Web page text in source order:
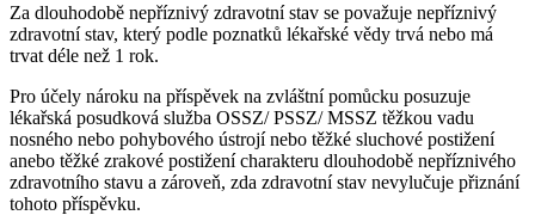
Za dlouhodobě nepříznivý zdravotní stav se považuje nepříznivý
zdravotní stav, který podle poznatků lékařské vědy trvá nebo má
trvat déle než 1 rok.
Pro účely nároku na příspěvek na zvláštní pomůcku posuzuje
lékařská posudková služba OSSZ/ PSSZ/ MSSZ těžkou vadu
nosného nebo pohybového ústrojí nebo těžké sluchové postižení
anebo těžké zrakové postižení charakteru dlouhodobě nepříznivého
zdravotního stavu a zároveň, zda zdravotní stav nevylučuje přiznání
tohoto příspěvku.